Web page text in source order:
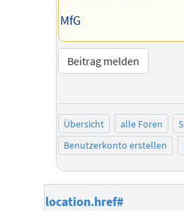
MfG
Beitrag melden
Übersicht alle Foren
Benutzerkonto erstellen
location.href#